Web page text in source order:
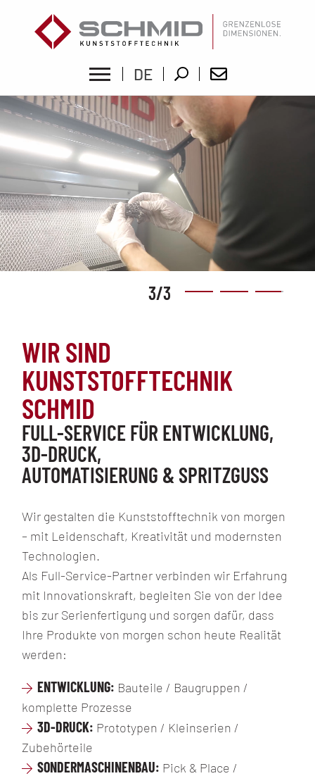
DE
HERKUNFT
UND
ZUKUNFT
LEITBILD
QUALITÄT
ENTWICKLUNG
3D-DRUCK
SONDERMASCHINENBAU
PROJEKTE UND
VERLAGERUNGEN
WERKZEUGTECHNIK
EINKOMPONENTEN-
SPRITZGUSS
MEHRKOMPONENTEN-
SPRITZGUSS
GNT
3/3
WIR SIND
KUNSTSTOFFTECHNIK
SCHMID
FULL-SERVICE FÜR ENTWICKLUNG,
3D-DRUCK,
AUTOMATISIERUNG & SPRITZGUSS
Wir gestalten die Kunststofftechnik von morgen
– mit Leidenschaft, Kreativität und modernsten
Technologien.
Als Full-Service-Partner verbinden wir Erfahrung
mit Innovationskraft, begleiten Sie von der Idee
bis zur Serienfertigung und sorgen dafür, dass
Ihre Produkte von morgen schon heute Realität
werden:
ENTWICKLUNG: Bauteile / Baugruppen /
komplette Prozesse
3D-DRUCK: Prototypen / Kleinserien /
Zubehörteile
SONDERMASCHINENBAU: Pick & Place /